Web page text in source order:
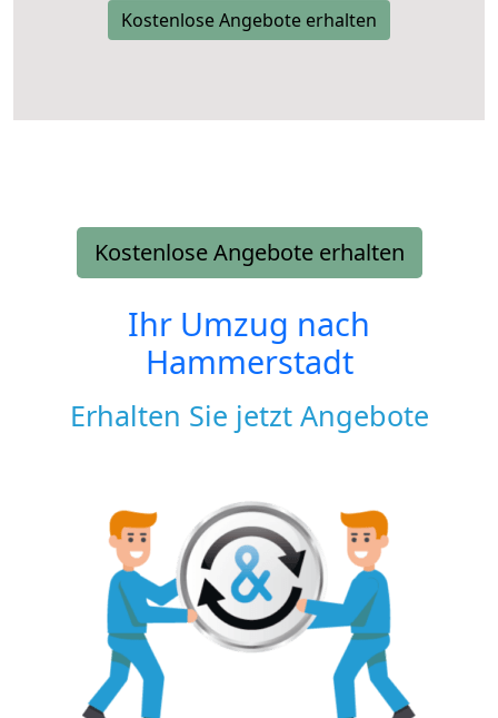
Kostenlose Angebote erhalten
Kostenlose Angebote erhalten
Ihr Umzug nach
Hammerstadt
Erhalten Sie jetzt Angebote